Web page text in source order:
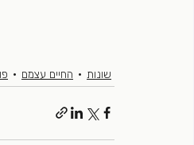
שונות
החיים עצמם